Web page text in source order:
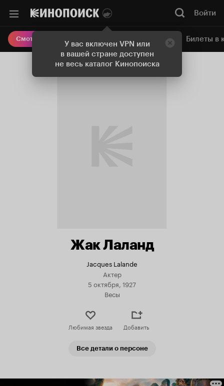
У вас включен VPN или
в вашей стране доступен
не весь каталог Кинопоиска
Войти
Смотреть кино Онлайн-кинотеатр Билеты в
Жак Лаланд
Jacques Lalande
Актер
5 октября, 1927
Весы
Любимая звезда Добавить
Все детали о персоне